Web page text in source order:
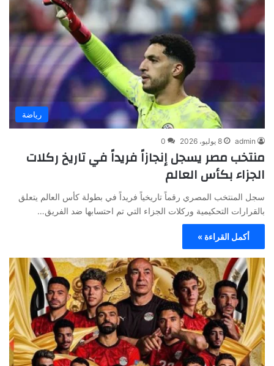
رياضة
admin 8 يوليو، 2026 0
منتخب مصر يسجل إنجازاً فريداً في تاريخ ركلات
الجزاء بكأس العالم
سجل المنتخب المصري رقماً تاريخياً فريداً في بطولة كأس العالم يتعلق
بالقرارات التحكيمية وركلات الجزاء التي تم احتسابها ضد الفريق…
أكمل القراءة »